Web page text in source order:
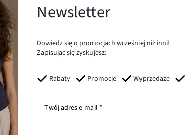
Newsletter
Dowiedz się o promocjach wcześniej niż inni!
Zapisując się zyskujesz:
Rabaty Promocje Wyprzedaże
Twój adres e-mail *